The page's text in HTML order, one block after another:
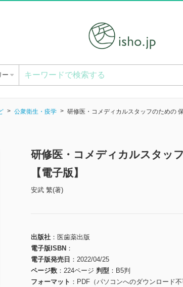
ー
公衆衛生・疫学 研修医・コメディカルスタッフのための
研修医・コメディカルスタッ
【電子版】
安武 繁(著)
出版社
医歯薬出版
電子版ISBN
電子版発売日
2022/04/25
ページ数
224ページ 判型
B5判
フォーマット
PDF（パソコンへのダウンロード不